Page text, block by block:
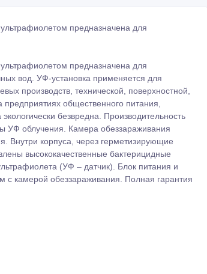
предназначена для
предназначена для
вод. УФ-установка применяется для
производств, технической, поверхностной,
общественного питания,
безвредна. Производительность
УФ облучения. Камера обеззараживания
Внутри корпуса, через герметизирующие
высококачественные бактерицидные
(УФ – датчик). Блок питания и
с камерой обеззараживания. Полная гарантия